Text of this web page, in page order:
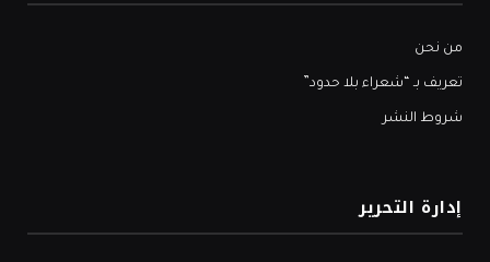
من نحن
تعريف بـ “شعراء بلا حدود”
شروط النشر
إدارة التحرير